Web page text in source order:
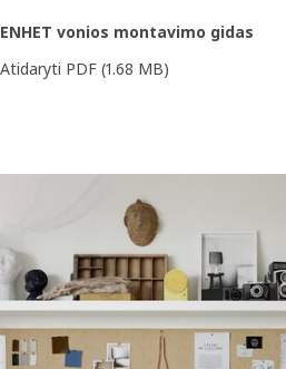
ENHET vonios montavimo gidas
Atidaryti PDF (1.68 MB)